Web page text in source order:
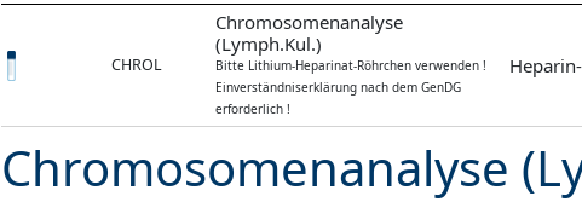
CHROL
Chromosomenanalyse
(Lymph.Kul.)
Bitte Lithium-Heparinat-Röhrchen verwenden !
Einverständniserklärung nach dem GenDG
erforderlich !
Chromosomenanalyse